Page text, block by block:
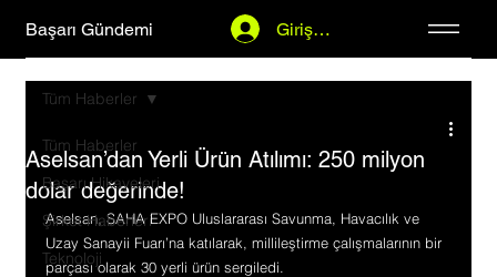
Başarı Gündemi Giriş Yap
Tüm Haberler
Başarı Hikayeleri
Şirket Haberleri
Teknoloji
Tüm Haberler
Aselsan’dan Yerli Ürün Atılımı: 250 milyon
dolar değerinde!
Aselsan, SAHA EXPO Uluslararası Savunma, Havacılık ve
Uzay Sanayii Fuarı’na katılarak, millileştirme çalışmalarının bir
parçası olarak 30 yerli ürün sergiledi.